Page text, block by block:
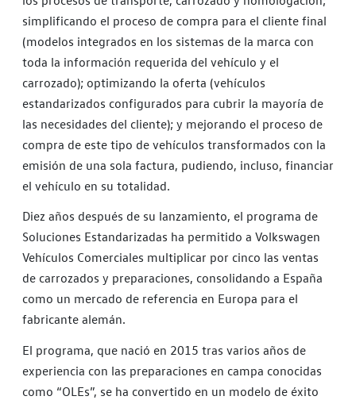
simplificando el proceso de compra para el cliente final
(modelos integrados en los sistemas de la marca con
toda la información requerida del vehículo y el
carrozado); optimizando la oferta (vehículos
estandarizados configurados para cubrir la mayoría de
las necesidades del cliente); y mejorando el proceso de
compra de este tipo de vehículos transformados con la
emisión de una sola factura, pudiendo, incluso, financiar
el vehículo en su totalidad.
Diez años después de su lanzamiento, el programa de
Soluciones Estandarizadas ha permitido a Volkswagen
Vehículos Comerciales multiplicar por cinco las ventas
de carrozados y preparaciones, consolidando a España
como un mercado de referencia en Europa para el
fabricante alemán.
El programa, que nació en 2015 tras varios años de
experiencia con las preparaciones en campa conocidas
como “OLEs”, se ha convertido en un modelo de éxito